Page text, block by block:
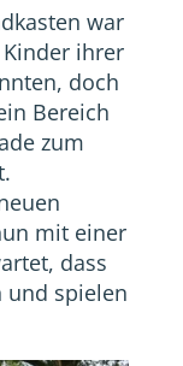
war
ihrer
doch
Bereich
zum
mit einer
dass
und spielen